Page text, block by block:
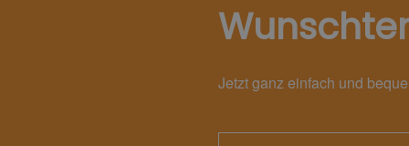
Jetzt ganz einfach und